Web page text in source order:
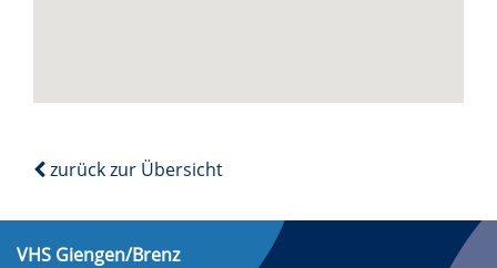
zurück zur Übersicht
VHS Giengen/Brenz